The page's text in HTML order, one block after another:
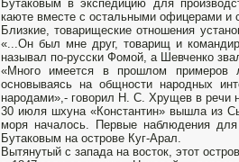
Бутаковым в экспедицию для
каюте вместе с остальными офицерами
Близкие, товарищеские отношения
«...Он был мне друг, товарищ и
называл по-русски Фомой, а Шевченко
«Много имеется в прошлом
основываясь на общности народных
народами»,- говорил Н. С. Хрущев в речи
30 июля шхуна «Константин» вышла из
моря началось. Первые наблюдения
Бутаковым на острове Куг-Арал.
Вытянутый с запада на восток, этот